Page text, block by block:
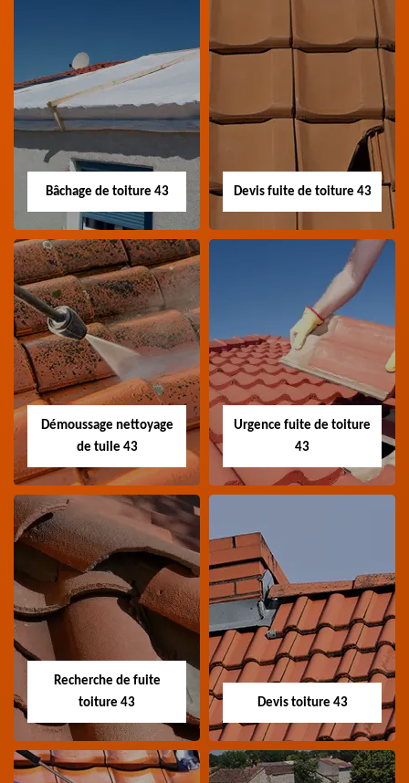
Nettoyage panneau
photovoltaïque 43
Professionnel en
nettoyage panneau
photovoltaïque 43
Devis pose de
gouttière 43
Devis pose de gouttière
43 Haute-Loire
Bâchage de toiture 43
Bâchage de toiture
43
Entreprise bâchage de
toiture 43 Haute-Loire
Devis fuite de toiture 43
Devis fuite de
toiture 43
Devis fuite de toiture 43
Haute-Loire
Démoussage nettoyage
de tuile 43
Démoussage
nettoyage de tuile
Spécialiste en
démoussage et
nettoyage de tuile 43
Haute-Loire
Urgence fuite de toiture
43
Urgence fuite de
toiture 43
Entreprise urgence
fuite de toiture 43
Haute-Loire
Recherche de fuite
toiture 43
Devis toiture 43